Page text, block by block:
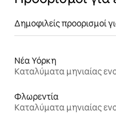
Δημοφιλείς προορισμοί
Νέα Υόρκη
Φλωρεντία